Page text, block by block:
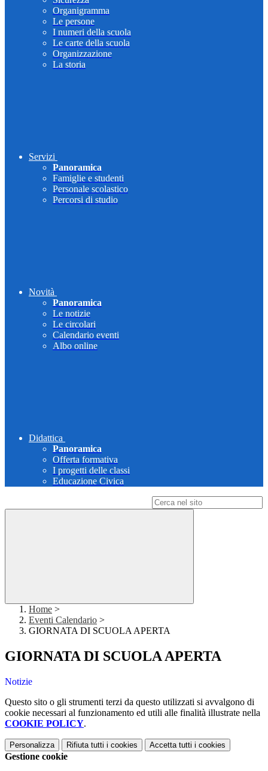
Organigramma
Le persone
I numeri della scuola
Le carte della scuola
Organizzazione
La storia
Servizi
Panoramica
Famiglie e studenti
Personale scolastico
Percorsi di studio
Novità
Panoramica
Le notizie
Le circolari
Calendario eventi
Albo online
Didattica
Panoramica
Offerta formativa
I progetti delle classi
Educazione Civica
Home >
Eventi Calendario >
GIORNATA DI SCUOLA APERTA
GIORNATA DI SCUOLA APERTA
Notizie
Questo sito o gli strumenti terzi da questo utilizzati si avvalgono di
cookie necessari al funzionamento ed utili alle finalità illustrate nella
COOKIE POLICY.
Personalizza Rifiuta tutti i cookies Accetta tutti i cookies
Gestione cookie